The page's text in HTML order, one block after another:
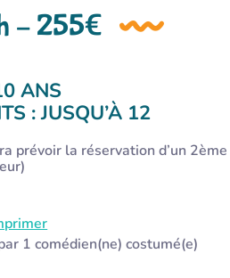
– 255€
ANS
: JUSQU’À 12
prévoir la réservation d’un 2ème
1 comédien(ne) costumé(e)